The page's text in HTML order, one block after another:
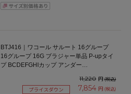
BTJ416｜ワコール サルート 16グループ
16グループ 16G ブラジャー単品 P-upタイ
プ BCDEFGHIカップ アンダー
11,220 円(税込)
プライスダウン 7,854 円 (税込)